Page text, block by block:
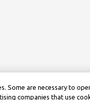
Some are necessary to
companies that use